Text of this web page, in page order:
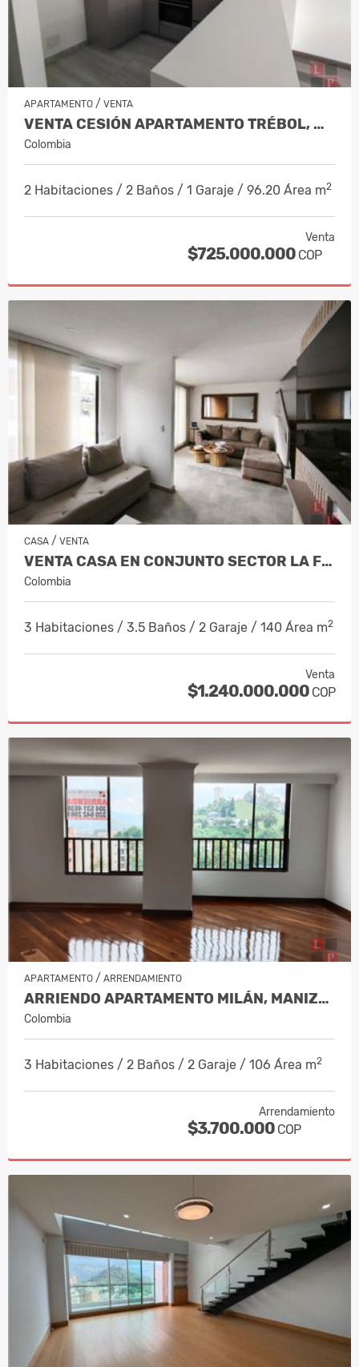
APARTAMENTO / VENTA
VENTA CESIÓN APARTAMENTO TRÉBOL, MAN…
Colombia
2 Habitaciones / 2 Baños / 1 Garaje / 96.20 Área m2
Venta
$725.000.000 COP
CASA / VENTA
VENTA CASA EN CONJUNTO SECTOR LA FLORID…
Colombia
3 Habitaciones / 3.5 Baños / 2 Garaje / 140 Área m2
Venta
$1.240.000.000 COP
APARTAMENTO / ARRENDAMIENTO
ARRIENDO APARTAMENTO MILÁN, MANIZAL…
Colombia
3 Habitaciones / 2 Baños / 2 Garaje / 106 Área m2
Arrendamiento
$3.700.000 COP